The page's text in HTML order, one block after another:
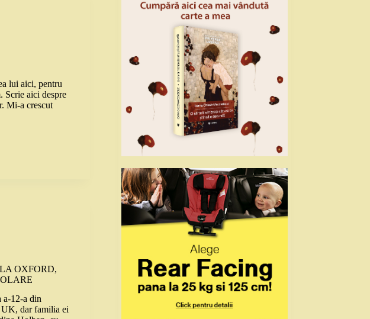
lui aici, pentru
Scrie aici despre
Mi-a crescut
OXFORD,
a-12-a din
UK, dar familia ei